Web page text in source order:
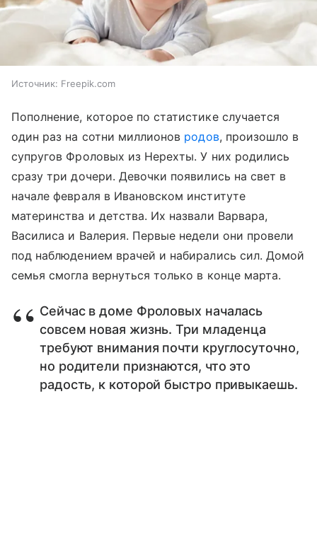
Источник: Freepik.com
Пополнение, которое по статистике случается
один раз на сотни миллионов родов, произошло в
супругов Фроловых из Нерехты. У них родились
сразу три дочери. Девочки появились на свет в
начале февраля в Ивановском институте
материнства и детства. Их назвали Варвара,
Василиса и Валерия. Первые недели они провели
под наблюдением врачей и набирались сил. Домой
семья смогла вернуться только в конце марта.
Сейчас в доме Фроловых началась
совсем новая жизнь. Три младенца
требуют внимания почти круглосуточно,
но родители признаются, что это
радость, к которой быстро привыкаешь.